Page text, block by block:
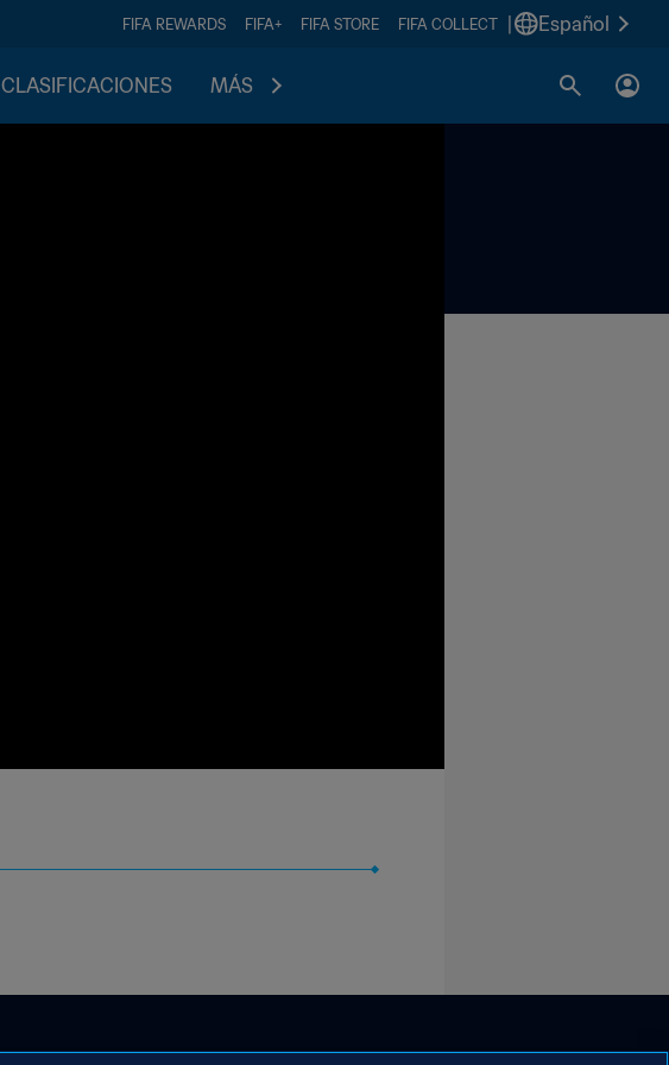
FIFA REWARDS FIFA+ FIFA STORE FIFA COLLECT Español
CLASIFICACIONES MÁS